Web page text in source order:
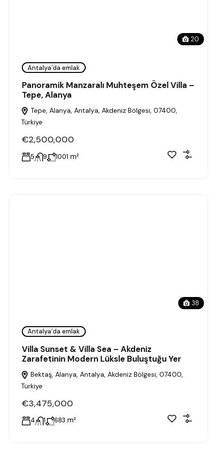
20
Antalya’da emlak
Panoramik Manzaralı Muhteşem Özel Villa –
Tepe, Alanya
Tepe, Alanya, Antalya, Akdeniz Bölgesi, 07400,
Türkiye
€2,500,000
5 9 1001 m²
38
Antalya’da emlak
Villa Sunset & Villa Sea – Akdeniz
Zarafetinin Modern Lüksle Buluştuğu Yer
Bektaş, Alanya, Antalya, Akdeniz Bölgesi, 07400,
Türkiye
€3,475,000
4 1 683 m²